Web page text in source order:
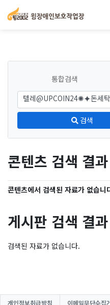
통합검색
검색
콘텐츠 검색 결과
콘텐츠에서 검색된 자료가 없습니
게시판 검색 결과
검색된 자료가 없습니다.
개인정보취급방침 이메일무단수집